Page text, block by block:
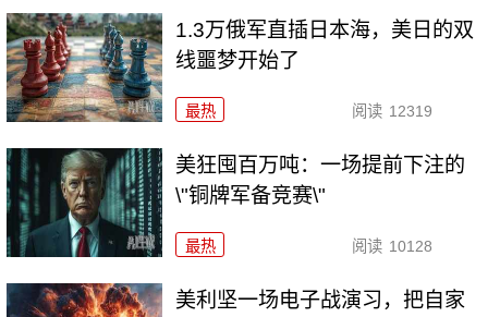
1.3万俄军直插日本海，美日的双
线噩梦开始了
最热 阅读 12319
美狂囤百万吨：一场提前下注的
\"铜牌军备竞赛\"
最热 阅读 10128
美利坚一场电子战演习，把自家